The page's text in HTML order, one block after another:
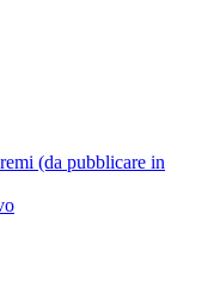
(da pubblicare in